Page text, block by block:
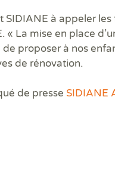
SIDIANE à appeler
« La mise en place
proposer à nos
de rénovation.
de presse SIDIANE